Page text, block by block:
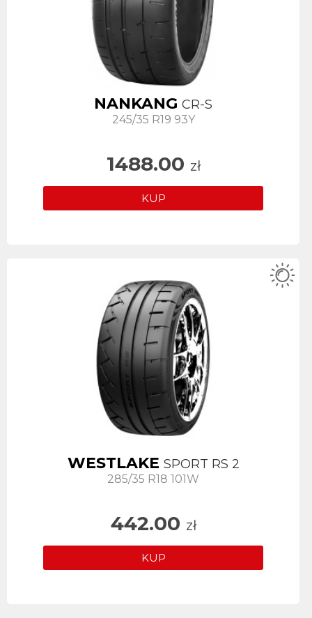
NANKANG CR-S
245/35 R19 93Y
1488.00 zł
KUP
WESTLAKE SPORT RS 2
285/35 R18 101W
442.00 zł
KUP